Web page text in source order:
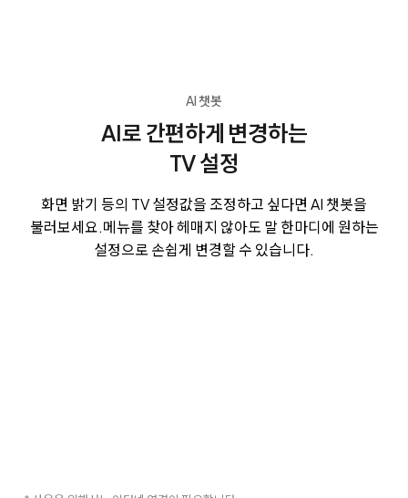
AI 챗봇
AI로 간편하게 변경하는
TV 설정
화면 밝기 등의 TV 설정값을 조정하고 싶다면 AI 챗봇을
불러보세요.메뉴를 찾아 헤매지 않아도 말 한마디에 원하는
설정으로 손쉽게 변경할 수 있습니다.